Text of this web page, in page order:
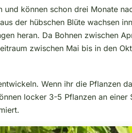
können schon drei Monate
der hübschen Blüte wachsen
heran. Da Bohnen zwischen
zwischen Mai bis in den
Wenn ihr die Pflanzen
locker 3-5 Pflanzen an einer